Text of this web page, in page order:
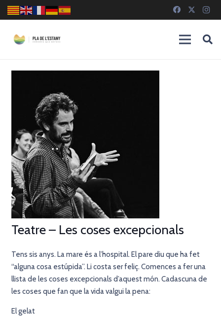
Teatre – Les coses excepcionals
Tens sis anys. La mare és a l’hospital. El pare diu que ha fet
“alguna cosa estúpida”. Li costa ser feliç. Comences a fer una
llista de les coses excepcionals d’aquest món. Cadascuna de
les coses que fan que la vida valgui la pena:
El gelat